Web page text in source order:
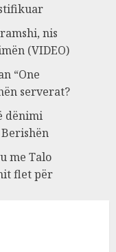
nis
(VIDEO)
“One
serverat?
dënimi
me Talo
flet për